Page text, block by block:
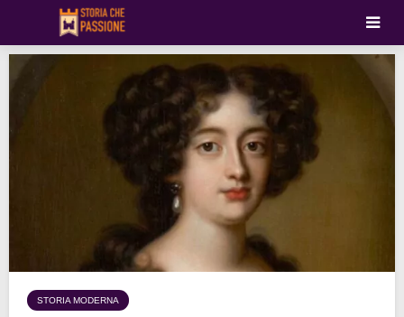
STORIA MODERNA